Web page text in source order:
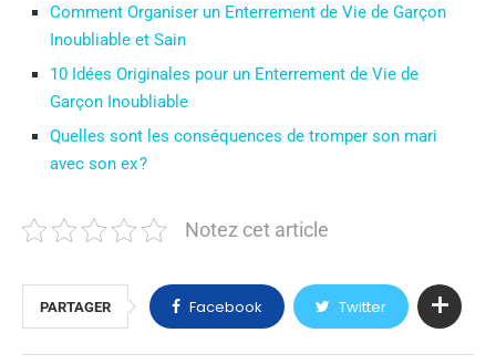
Comment Organiser un Enterrement de Vie de Garçon
Inoubliable et Sain
10 Idées Originales pour un Enterrement de Vie de
Garçon Inoubliable
Quelles sont les conséquences de tromper son mari
avec son ex ?
Notez cet article
PARTAGER Facebook Twitter